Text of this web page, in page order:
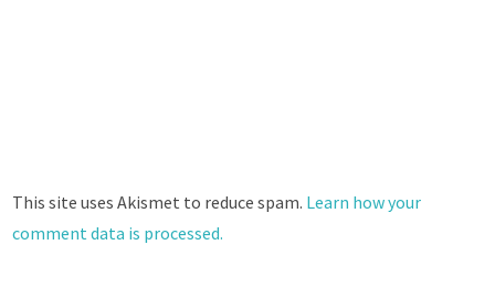
This site uses Akismet to reduce spam. Learn how your
comment data is processed.